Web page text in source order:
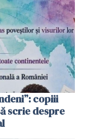
copiii
scrie despre